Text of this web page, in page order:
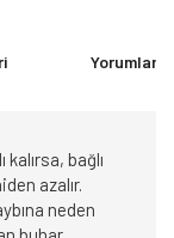
Yorumlar
bağlı
azalır.
neden